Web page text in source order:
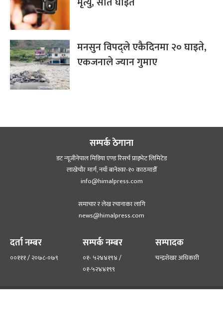
मनसुन विपद्ले एकैदिनमा २० घाइते,
एकजनाले ज्यान गुमाए
सम्पर्क ठेगाना
डट न्यूजीनेपाल मिडिया एण्ड रिसर्च प्राइभेट लिमिटेड
लाखेचौर मार्ग, नयाँ बानेश्‍वर-१० काठमाडौँ
info@himalpress.com
समाचार र लेख रचानाका लागि
news@himalpress.com
दर्ता नम्बर
००१११ / २०७८-०७९
सम्पर्क नम्बर
०१- ५२४४१९४ /
०१-५२४४१९९
सम्पादक
चन्द्रशेखर अधिकारी